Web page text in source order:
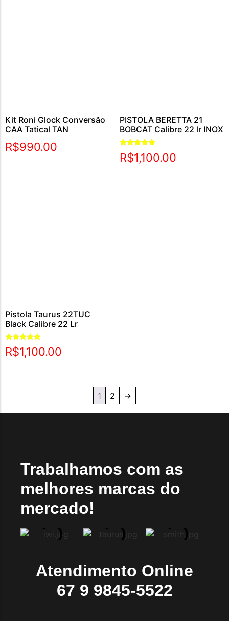
Kit Roni Glock Conversão
CAA Tatical TAN
R$990.00
PISTOLA BERETTA 21
BOBCAT Calibre 22 lr INOX
Avaliação
5.00
R$1,100.00
Pistola Taurus 22TUC
Black Calibre 22 Lr
Avaliação
5.00
R$1,100.00
1 2 →
Trabalhamos com as
melhores marcas do
mercado!
Atendimento Online
67 9 9845-5522